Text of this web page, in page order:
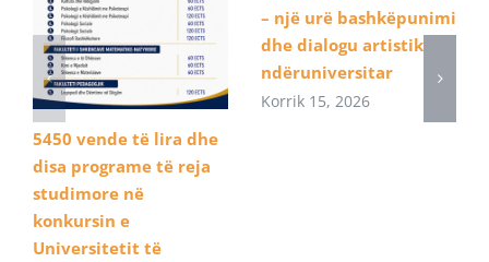
5450 vende të lira dhe
disa programe të reja
studimore në
konkursin e
Universitetit të
– një urë bashkëpunimi
dhe dialogu artistik
ndëruniversitar
Korrik 15, 2026